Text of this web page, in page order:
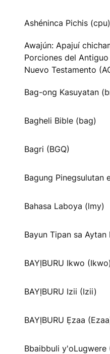
Ashéninca Pichis (cpu)
Awajún: Apajuí
Porciones del
Nuevo Testamento
Bag-ong Kasuyatan
Bagheli Bible (bag)
Bagri (BGQ)
Bagung Pinegsulutan
Bahasa Laboya (lmy)
Bayun Tipan sa
BAYỊBURU Ikwo (Ikwo)
BAYỊBURU Izii (Izii)
BAYỊBURU Ẹzaa
Bbaibbuli y'oLugwere